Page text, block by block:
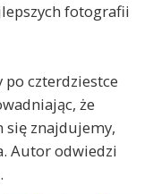
fotografii
po czterdziestce
że
się znajdujemy,
Autor odwiedzi